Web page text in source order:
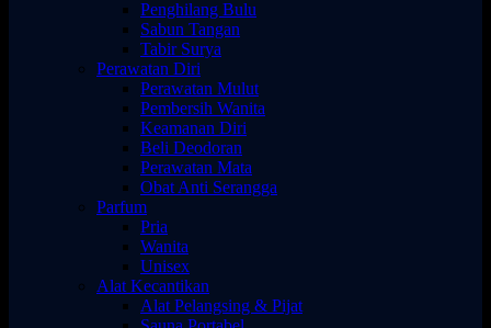
Penghilang Bulu
Sabun Tangan
Tabir Surya
Perawatan Diri
Perawatan Mulut
Pembersih Wanita
Keamanan Diri
Beli Deodoran
Perawatan Mata
Obat Anti Serangga
Parfum
Pria
Wanita
Unisex
Alat Kecantikan
Alat Pelangsing & Pijat